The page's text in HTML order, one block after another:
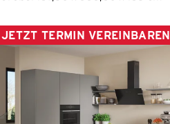
JETZT TERMIN VEREINBAREN